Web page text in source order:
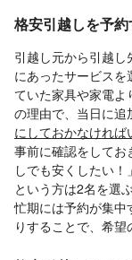
格安引越しを予
引越し元から引越
にあったサービスを
ていた家具や家電
の理由で、当日に追
にしておかなければ
事前に確認をして
しでも安くしたい！
という方は2名を選
忙期には予約が集中
りすることで、希望